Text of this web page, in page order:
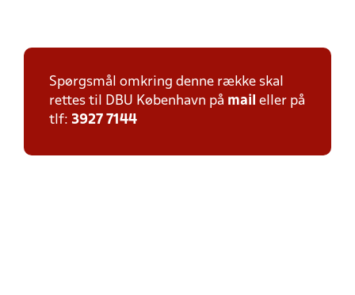
Spørgsmål omkring denne række skal
rettes til DBU København på mail eller på
tlf: 3927 7144